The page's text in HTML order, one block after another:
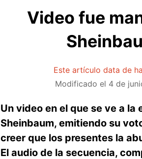
Video fue
Este artículo data de
Modificado el 4 de
Un video en el que se ve a
Sheinbaum, emitiendo su
creer que los presentes la
El audio de la secuencia,